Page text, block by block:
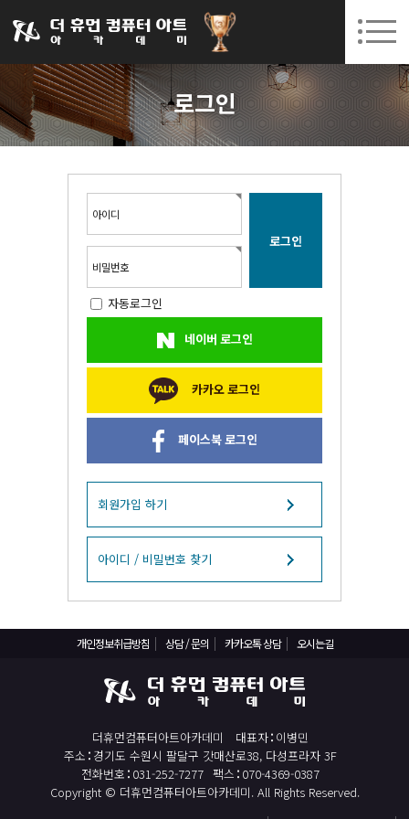
031-252-7277 수원캠퍼스 개강 08. 12.(수)
회원가입 고객센터
로그인
아이디
비밀번호
자동로그인
네이버 로그인
카카오 로그인
페이스북 로그인
회원가입 하기
아이디 / 비밀번호 찾기
개인정보취급방침 상담 / 문의 카카오톡 상담 오시는길
더휴먼컴퓨터아트아카데미 대표자 이병민
주소 경기도 수원시 팔달구 갓매산로38, 다성프라자 3F
전화번호 031-252-7277 팩스 070-4369-0387
Copyright © 더휴먼컴퓨터아트아카데미. All Rights Reserved.
아카데미소개
인사말
국비지원 무료교육
BIM 건축설계 및 실내건축설계(캐드(CAD),맥스(MAX),레빗(REVIT))실무자 양성과정
React, Veu 프레임워크 기반 프론트엔드 개발 양성 지원
반응형/웹퍼블리셔/프론트엔드 웹개발자(웹디자인)
자바(Java)기반 JSP/스프링 웹개발자(정보처리산업기사)(과정평가형)
디지털컨버전스 자바(JAVA)개발자(전자정부 프레임워크/SPRING)
전산세무회계 자격취득과정[전산회계1급/전산세무2급/FAT1급/TAT2급]
컴퓨터활용능력2급(필기+실기) 및 ITQ자격증 취득(한글,엑셀,파워포인트)
직업상담사 2급 (필기+실기) 자격증 취득과정
일러스트 자격증 취득과정(GTQi 1급)
전산회계 1급 / FAT 1급 자격증 취득과정
전산세무 2급 / TAT 2급 자격증 취득과정